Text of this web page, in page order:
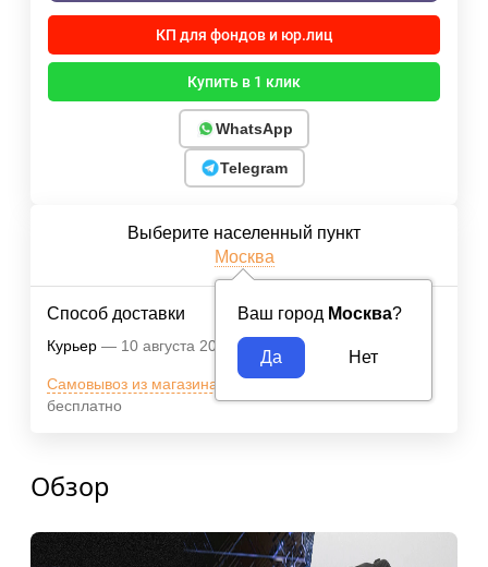
КП для фондов и юр.лиц
Купить в 1 клик
WhatsApp
Telegram
Выберите населенный пункт
Москва
Ваш город Москва?
Способ доставки
Курьер 10 августа 2026 400
Самовывоз из магазина м.ВДНХ
бесплатно
Обзор